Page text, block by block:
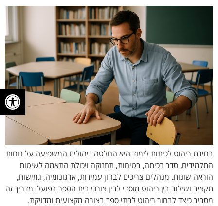
פתח
בחירת ריהוט לכיתות לימוד היא החלטה ניהולית המשפיעה על נוחות
התלמידים, סדר בכיתה, בטיחות, תחזוקה ויכולת התאמה לשיטות
הוראה שונות. מנהלים צריכים לבחון עמידות, ארגונומיה, גמישות,
תקציב ושילוב בין ריהוט מוסדי לבין צורכי בית הספר בפועל. מדריך זה
מסביר כיצד לבחור ריהוט לבתי ספר בצורה מקצועית ומדויקת.